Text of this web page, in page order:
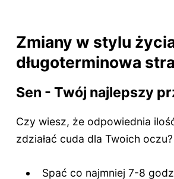
Zmiany w stylu
długoterminowa
Sen - Twój najlepszy
Czy wiesz, że odpowiednia
zdziałać cuda dla Twoich
Spać co najmniej 7-8